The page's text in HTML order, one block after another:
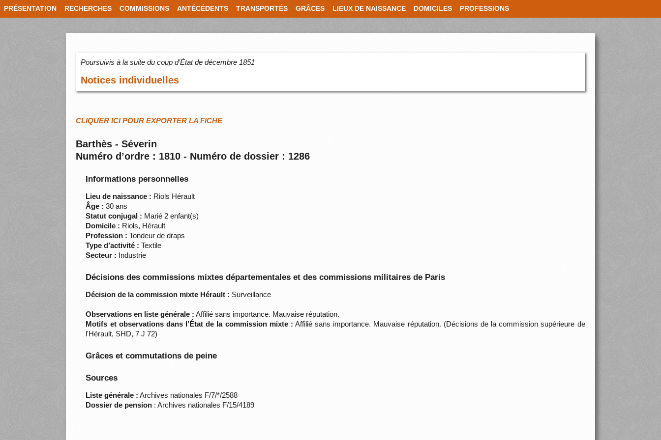
PRÉSENTATION RECHERCHES COMMISSIONS ANTÉCÉDENTS TRANSPORTÉS GRÂCES LIEUX DE NAISSANCE DOMICILES PROFESSIONS
Poursuivis à la suite du coup d’État de décembre 1851
Notices individuelles
CLIQUER ICI POUR EXPORTER LA FICHE
Barthès - Séverin
Numéro d’ordre : 1810 - Numéro de dossier : 1286
Informations personnelles
Lieu de naissance : Riols Hérault
Âge : 30 ans
Statut conjugal : Marié 2 enfant(s)
Domicile : Riols, Hérault
Profession : Tondeur de draps
Type d’activité : Textile
Secteur : Industrie
Décisions des commissions mixtes départementales et des commissions militaires de Paris
Décision de la commission mixte Hérault : Surveillance
Observations en liste générale : Affilié sans importance. Mauvaise réputation.
Motifs et observations dans l’État de la commission mixte : Affilié sans importance. Mauvaise réputation. (Décisions de la commission supérieure de
l'Hérault, SHD, 7 J 72)
Grâces et commutations de peine
Sources
Liste générale : Archives nationales F/7/*/2588
Dossier de pension : Archives nationales F/15/4189